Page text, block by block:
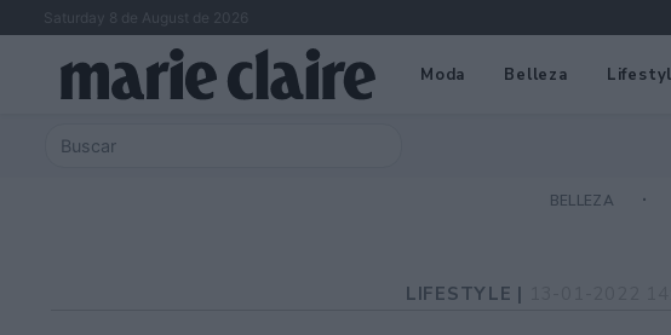
Saturday 8 de August de 2026
Moda Belleza
BELLEZA
LIFESTYLE |